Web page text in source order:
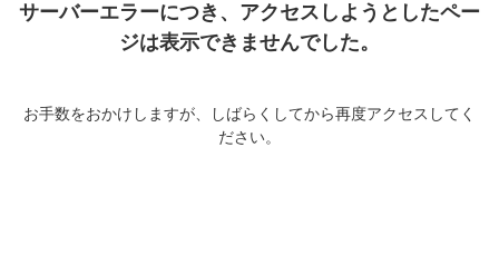
サーバーエラーにつき、アクセスしようとしたペー
ジは表示できませんでした。
お手数をおかけしますが、しばらくしてから再度アクセスしてく
ださい。